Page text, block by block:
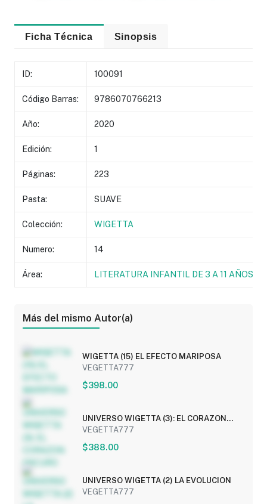
Ficha Técnica Sinopsis
ID: 100091
Código Barras: 9786070766213
Año: 2020
Edición: 1
Páginas: 223
Pasta: SUAVE
Colección: WIGETTA
Numero: 14
Área: LITERATURA INFANTIL DE 3 A 11 AÑOS
Más del mismo Autor(a)
WIGETTA (15) EL EFECTO MARIPOSA
VEGETTA777
$398.00
UNIVERSO WIGETTA (3): EL CORAZON
OSCURO
VEGETTA777
$388.00
UNIVERSO WIGETTA (2) LA EVOLUCION
VEGETTA777